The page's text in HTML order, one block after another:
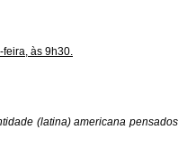
às 9h30.
(latina) americana pensados